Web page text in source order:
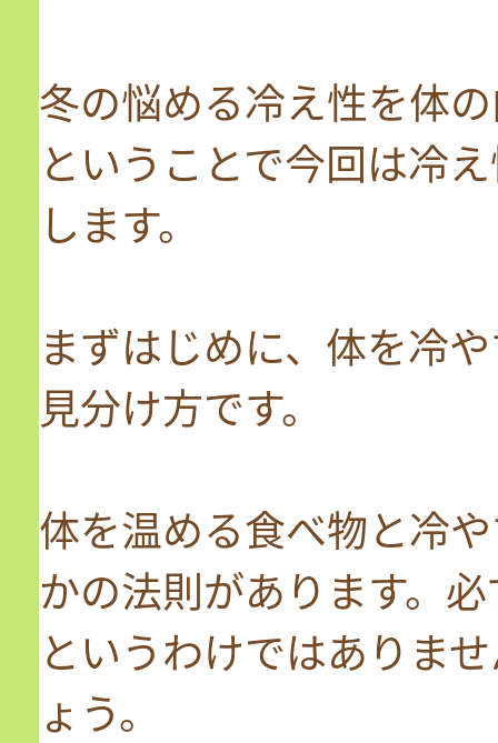
冬の悩める冷え性を体
ということで今回は冷
します。
まずはじめに、体を冷
見分け方です。
体を温める食べ物と冷
かの法則があります。
というわけではありま
ょう。